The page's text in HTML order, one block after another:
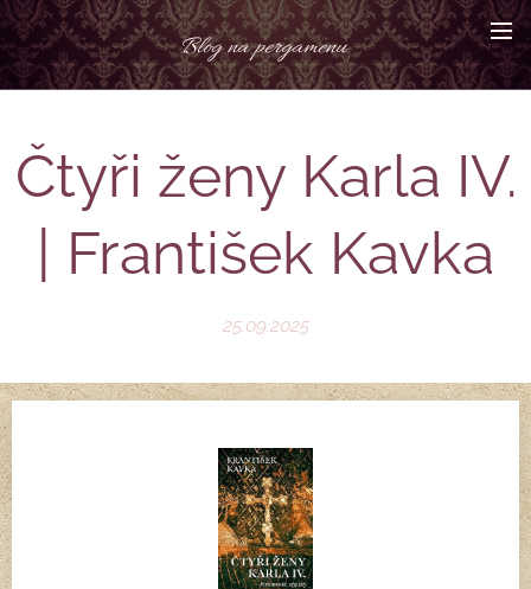
Blog na pergamenu
Čtyři ženy Karla IV.
| František Kavka
25.09.2025